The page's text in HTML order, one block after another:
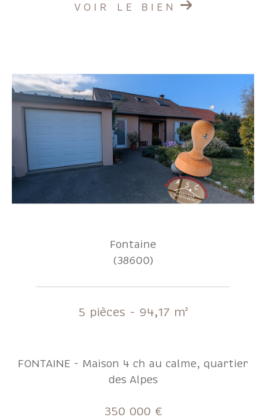
VOIR LE BIEN
Fontaine
(38600)
5 pièces - 94,17 m²
FONTAINE - Maison 4 ch au calme, quartier
des Alpes
350 000 €